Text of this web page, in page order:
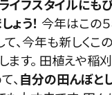
フスタイルにも
う！ 今年はこの
、今年も新しく
す。 田植えや稲
、 自分の田んぼと